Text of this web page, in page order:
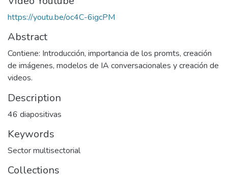
https://youtu.be/oc4C-6igcPM
Abstract
Contiene: Introducción, importancia de los promts, creación
de imágenes, modelos de IA conversacionales y creación de
videos.
Description
46 diapositivas
Keywords
Sector multisectorial
Collections